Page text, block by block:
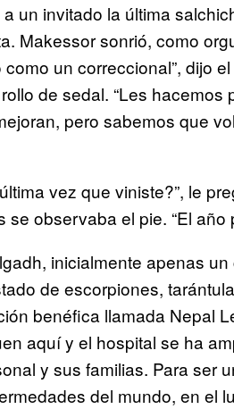
un invitado la última
Makessor sonrió, como
como un correccional”, dijo
de sedal. “Les
pero sabemos que
vez que viniste?”, le
se observaba el pie. “El
inicialmente apenas
de escorpiones,
benéfica llamada Nepal
aquí y el hospital se ha
y sus familias. Para ser
del mundo, en el